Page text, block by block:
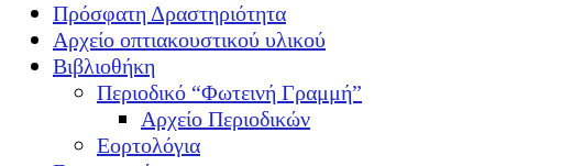
Πρόσφατη Δραστηριότητα
Αρχείο οπτιακουστικού υλικού
Βιβλιοθήκη
Περιοδικό “Φωτεινή Γραμμή”
Αρχείο Περιοδικών
Εορτολόγια